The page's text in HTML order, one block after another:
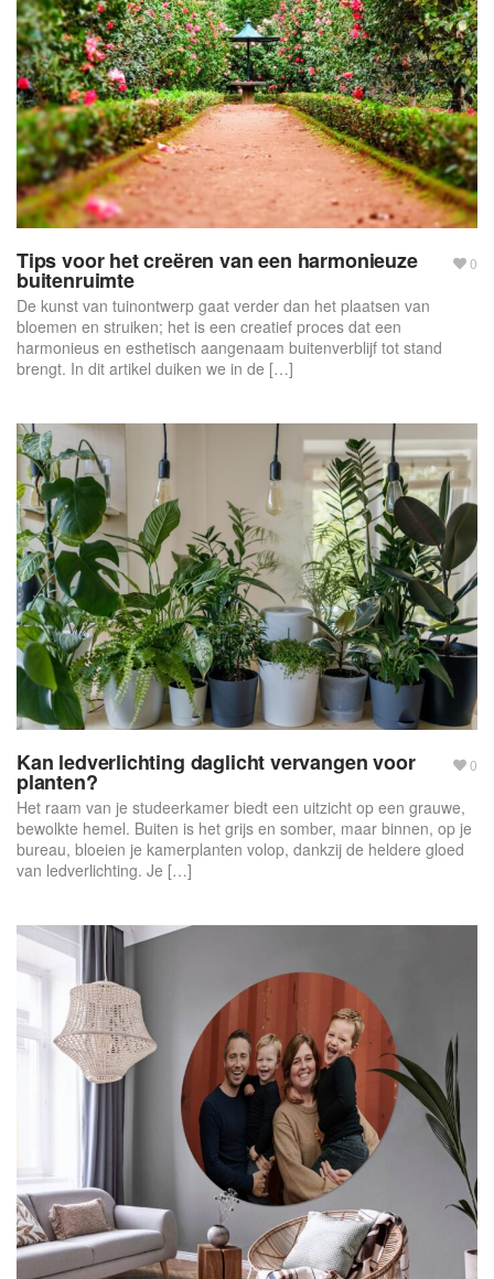
f
o
r
m
Tips voor het creëren van een harmonieuze
buitenruimte
De kunst van tuinontwerp gaat verder dan het plaatsen van
bloemen en struiken; het is een creatief proces dat een
harmonieus en esthetisch aangenaam buitenverblijf tot stand
brengt. In dit artikel duiken we in de […]
0
Kan ledverlichting daglicht vervangen voor
planten?
Het raam van je studeerkamer biedt een uitzicht op een grauwe,
bewolkte hemel. Buiten is het grijs en somber, maar binnen, op je
bureau, bloeien je kamerplanten volop, dankzij de heldere gloed
van ledverlichting. Je […]
0